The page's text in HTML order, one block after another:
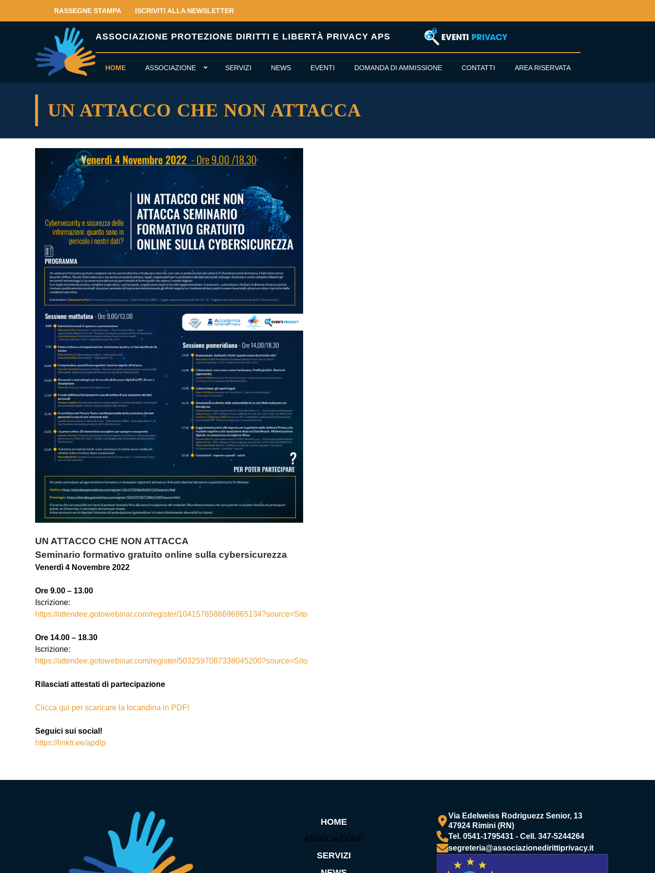
RASSEGNE STAMPA ISCRIVITI ALLA NEWSLETTER
ASSOCIAZIONE PROTEZIONE DIRITTI E LIBERTÀ PRIVACY APS
HOME ASSOCIAZIONE SERVIZI NEWS EVENTI DOMANDA DI AMMISSIONE CONTATTI AREA RISERVATA
UN ATTACCO CHE NON ATTACCA
UN ATTACCO CHE NON ATTACCA
Seminario formativo gratuito online sulla cybersicurezza
Venerdì 4 Novembre 2022
Ore 9.00 – 13.00
Iscrizione:
https://attendee.gotowebinar.com/register/1041576586696965134?source=Sito
Ore 14.00 – 18.30
Iscrizione:
https://attendee.gotowebinar.com/register/5032597087338045200?source=Sito
Rilasciati attestati di partecipazione
Clicca qui per scaricare la locandina in PDF!
Seguici sui social!
https://linktr.ee/apdlp
HOME
ASSOCIAZIONE
SERVIZI
Via Edelweiss Rodriguezz Senior, 13
47924 Rimini (RN)
Tel. 0541-1795431 - Cell. 347-5244264
segreteria@associazionedirittiprivacy.it